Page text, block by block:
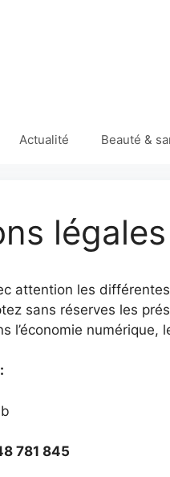
Actualité Beauté &
légales
attention les
sans réserves les
l’économie
781 845